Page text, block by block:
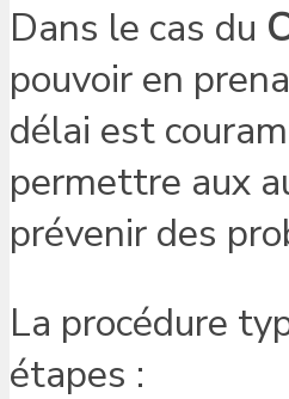
Dans le cas du
pouvoir en
délai est
permettre aux
prévenir des
La procédure
étapes :